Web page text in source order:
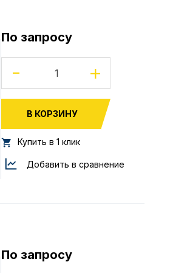
По запросу
- +
В КОРЗИНУ
Купить в 1 клик
Добавить в сравнение
По запросу